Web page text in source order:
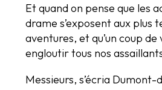
Et quand on pense que les
drame s’exposent aux plus
aventures, et qu’un coup
engloutir tous nos
Messieurs, s’écria Dumont-